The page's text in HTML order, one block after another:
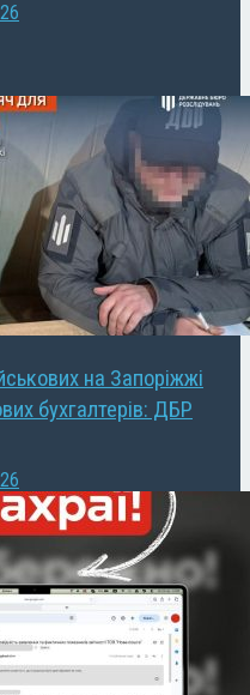
на Запоріжжі
бухгалтерів: ДБР